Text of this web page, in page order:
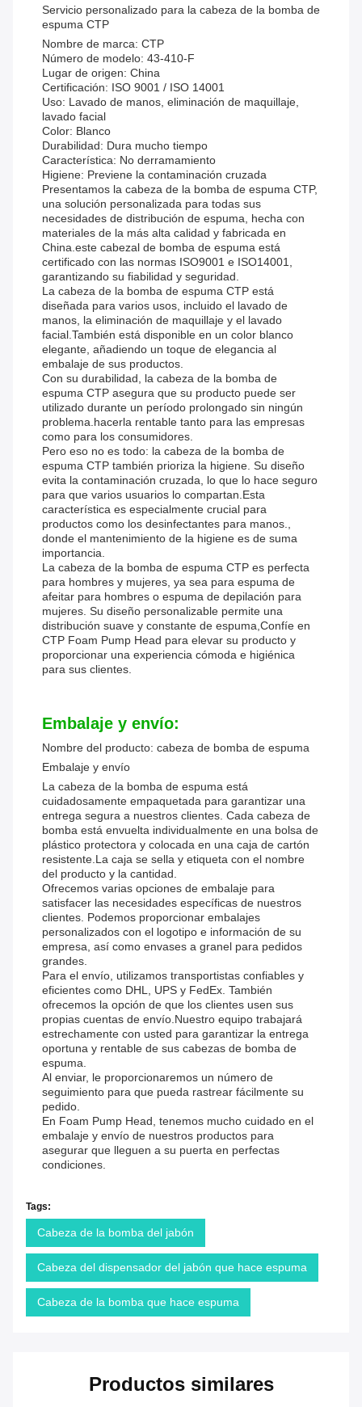
Servicio personalizado para la cabeza de la bomba de
espuma CTP
Nombre de marca: CTP
Número de modelo: 43-410-F
Lugar de origen: China
Certificación: ISO 9001 / ISO 14001
Uso: Lavado de manos, eliminación de maquillaje,
lavado facial
Color: Blanco
Durabilidad: Dura mucho tiempo
Característica: No derramamiento
Higiene: Previene la contaminación cruzada
Presentamos la cabeza de la bomba de espuma CTP,
una solución personalizada para todas sus
necesidades de distribución de espuma, hecha con
materiales de la más alta calidad y fabricada en
China.este cabezal de bomba de espuma está
certificado con las normas ISO9001 e ISO14001,
garantizando su fiabilidad y seguridad.
La cabeza de la bomba de espuma CTP está
diseñada para varios usos, incluido el lavado de
manos, la eliminación de maquillaje y el lavado
facial.También está disponible en un color blanco
elegante, añadiendo un toque de elegancia al
embalaje de sus productos.
Con su durabilidad, la cabeza de la bomba de
espuma CTP asegura que su producto puede ser
utilizado durante un período prolongado sin ningún
problema.hacerla rentable tanto para las empresas
como para los consumidores.
Pero eso no es todo: la cabeza de la bomba de
espuma CTP también prioriza la higiene. Su diseño
evita la contaminación cruzada, lo que lo hace seguro
para que varios usuarios lo compartan.Esta
característica es especialmente crucial para
productos como los desinfectantes para manos.,
donde el mantenimiento de la higiene es de suma
importancia.
La cabeza de la bomba de espuma CTP es perfecta
para hombres y mujeres, ya sea para espuma de
afeitar para hombres o espuma de depilación para
mujeres. Su diseño personalizable permite una
distribución suave y constante de espuma,Confíe en
CTP Foam Pump Head para elevar su producto y
proporcionar una experiencia cómoda e higiénica
para sus clientes.
Embalaje y envío:
Nombre del producto: cabeza de bomba de espuma
Embalaje y envío
La cabeza de la bomba de espuma está
cuidadosamente empaquetada para garantizar una
entrega segura a nuestros clientes. Cada cabeza de
bomba está envuelta individualmente en una bolsa de
plástico protectora y colocada en una caja de cartón
resistente.La caja se sella y etiqueta con el nombre
del producto y la cantidad.
Ofrecemos varias opciones de embalaje para
satisfacer las necesidades específicas de nuestros
clientes. Podemos proporcionar embalajes
personalizados con el logotipo e información de su
empresa, así como envases a granel para pedidos
grandes.
Para el envío, utilizamos transportistas confiables y
eficientes como DHL, UPS y FedEx. También
ofrecemos la opción de que los clientes usen sus
propias cuentas de envío.Nuestro equipo trabajará
estrechamente con usted para garantizar la entrega
oportuna y rentable de sus cabezas de bomba de
espuma.
Al enviar, le proporcionaremos un número de
seguimiento para que pueda rastrear fácilmente su
pedido.
En Foam Pump Head, tenemos mucho cuidado en el
embalaje y envío de nuestros productos para
asegurar que lleguen a su puerta en perfectas
condiciones.
Tags:
Cabeza de la bomba del jabón
Cabeza del dispensador del jabón que hace espuma
Cabeza de la bomba que hace espuma
Productos similares